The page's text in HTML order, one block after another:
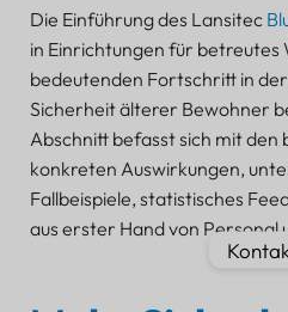
Die Einführung des Lansitec
in Einrichtungen für betreutes
bedeutenden Fortschritt in
Sicherheit älterer Bewohner
Abschnitt befasst sich mit
konkreten Auswirkungen,
Fallbeispiele, statistisches
aus erster Hand von Personal